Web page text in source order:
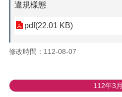
違規樣態
pdf(22.01 KB)
修改時間：112-08-07
112年3月